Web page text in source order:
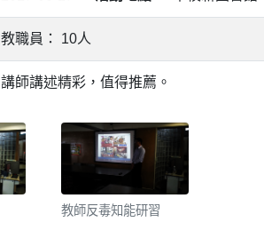
教職員： 10人
講師講述精彩，值得推薦。
教師反毒知能研習